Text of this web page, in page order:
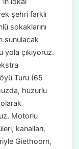
şehri farklı
sokaklarını
sunulacak
yola çıkıyoruz.
Turu (65
huzurlu
Motorlu
kanalları,
Giethoorn,